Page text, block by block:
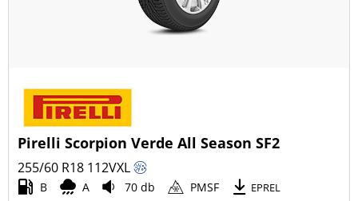
Pirelli Scorpion Verde All Season SF2
255/60 R18 112VXL
B A 70 db PMSF EPREL